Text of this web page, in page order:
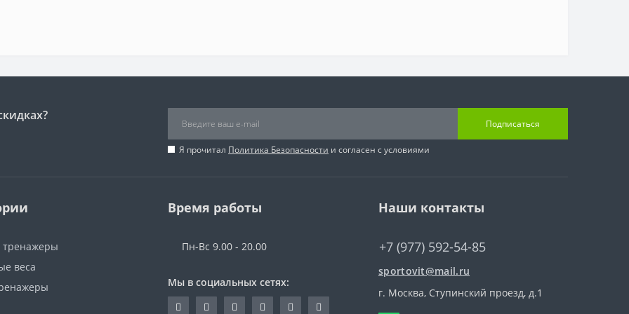
Подписаться
Я прочитал Политика Безопасности и согласен с условиями
веса
Время работы
Пн-Вс 9.00 - 20.00
Мы в социальных сетях:
Наши контакты
+7 (977) 592-54-85
sportovit@mail.ru
г. Москва, Ступинский проезд, д.1